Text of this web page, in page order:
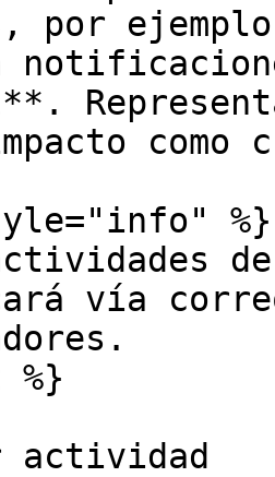
por
como
%}
vía
%}